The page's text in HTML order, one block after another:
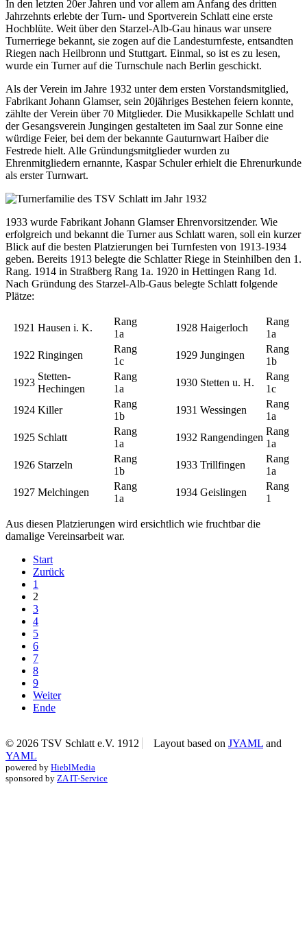
In den letzten 20er Jahren und vor allem am Anfang des dritten
Jahrzehnts erlebte der Turn- und Sportverein Schlatt eine erste
Hochblüte. Weit über den Starzel-Alb-Gau hinaus war unsere
Turnerriege bekannt, sie zogen auf die Landesturnfeste, entsandten
Riegen nach Heilbronn und Stuttgart. Einmal, so ist es zu lesen,
wurde ein Turner auf die Turnschule nach Berlin geschickt.
Als der Verein im Jahre 1932 unter dem ersten Vorstandsmitglied,
Fabrikant Johann Glamser, sein 20jähriges Bestehen feiern konnte,
zählte der Verein über 70 Mitglieder. Die Musikkapelle Schlatt und
der Gesangsverein Jungingen gestalteten im Saal zur Sonne eine
würdige Feier, bei dem der bekannte Gauturnwart Haiber die
Festrede hielt. Alle Gründungsmitglieder wurden zu
Ehrenmitgliedern ernannte, Kaspar Schuler erhielt die Ehrenurkunde
als erster Turnwart.
1933 wurde Fabrikant Johann Glamser Ehrenvorsitzender. Wie
erfolgreich und bekannt die Turner aus Schlatt waren, soll ein kurzer
Blick auf die besten Platzierungen bei Turnfesten von 1913-1934
geben. Bereits 1913 belegte die Schlatter Riege in Steinhilben den 1.
Rang. 1914 in Straßberg Rang 1a. 1920 in Hettingen Rang 1d.
Nach Gründung des Starzel-Alb-Gaus belegte Schlatt folgende
Plätze:
1921 Hausen i. K.
Rang
1a
1928 Haigerloch
Rang
1a
1922 Ringingen
Rang
1c
1929 Jungingen
Rang
1b
1923
Stetten-
Hechingen
Rang
1a
1930 Stetten u. H.
Rang
1c
1924 Killer
Rang
1b
1931 Wessingen
Rang
1a
1925 Schlatt
Rang
1a
1932 Rangendingen
Rang
1a
1926 Starzeln
Rang
1b
1933 Trillfingen
Rang
1a
1927 Melchingen
Rang
1a
1934 Geislingen
Rang
1
Aus diesen Platzierungen wird ersichtlich wie fruchtbar die
damalige Vereinsarbeit war.
Start
Zurück
1
2
3
4
5
6
7
8
9
Weiter
Ende
© 2026 TSV Schlatt e.V. 1912 Layout based on JYAML and
YAML
powered by HieblMedia
sponsored by ZA IT-Service